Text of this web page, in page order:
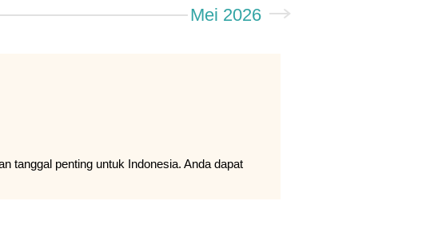
Mei 2026
tanggal penting untuk Indonesia. Anda dapat